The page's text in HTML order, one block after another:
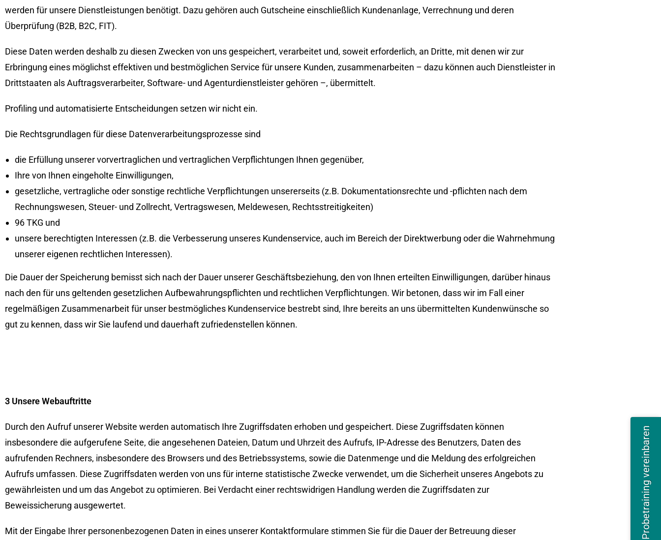
werden für unsere Dienstleistungen benötigt. Dazu gehören auch Gutscheine einschließlich Kundenanlage, Verrechnung und deren
Überprüfung (B2B, B2C, FIT).
Diese Daten werden deshalb zu diesen Zwecken von uns gespeichert, verarbeitet und, soweit erforderlich, an Dritte, mit denen wir zur
Erbringung eines möglichst effektiven und bestmöglichen Service für unsere Kunden, zusammenarbeiten – dazu können auch Dienstleister in
Drittstaaten als Auftragsverarbeiter, Software- und Agenturdienstleister gehören –, übermittelt.
Profiling und automatisierte Entscheidungen setzen wir nicht ein.
Die Rechtsgrundlagen für diese Datenverarbeitungsprozesse sind
die Erfüllung unserer vorvertraglichen und vertraglichen Verpflichtungen Ihnen gegenüber,
Ihre von Ihnen eingeholte Einwilligungen,
gesetzliche, vertragliche oder sonstige rechtliche Verpflichtungen unsererseits (z.B. Dokumentationsrechte und -pflichten nach dem
Rechnungswesen, Steuer- und Zollrecht, Vertragswesen, Meldewesen, Rechtsstreitigkeiten)
96 TKG und
unsere berechtigten Interessen (z.B. die Verbesserung unseres Kundenservice, auch im Bereich der Direktwerbung oder die Wahrnehmung
unserer eigenen rechtlichen Interessen).
Die Dauer der Speicherung bemisst sich nach der Dauer unserer Geschäftsbeziehung, den von Ihnen erteilten Einwilligungen, darüber hinaus
nach den für uns geltenden gesetzlichen Aufbewahrungspflichten und rechtlichen Verpflichtungen. Wir betonen, dass wir im Fall einer
regelmäßigen Zusammenarbeit für unser bestmögliches Kundenservice bestrebt sind, Ihre bereits an uns übermittelten Kundenwünsche so
gut zu kennen, dass wir Sie laufend und dauerhaft zufriedenstellen können.
3 Unsere Webauftritte
Durch den Aufruf unserer Website werden automatisch Ihre Zugriffsdaten erhoben und gespeichert. Diese Zugriffsdaten können
insbesondere die aufgerufene Seite, die angesehenen Dateien, Datum und Uhrzeit des Aufrufs, IP-Adresse des Benutzers, Daten des
aufrufenden Rechners, insbesondere des Browsers und des Betriebssystems, sowie die Datenmenge und die Meldung des erfolgreichen
Aufrufs umfassen. Diese Zugriffsdaten werden von uns für interne statistische Zwecke verwendet, um die Sicherheit unseres Angebots zu
gewährleisten und um das Angebot zu optimieren. Bei Verdacht einer rechtswidrigen Handlung werden die Zugriffsdaten zur
Beweissicherung ausgewertet.
Mit der Eingabe Ihrer personenbezogenen Daten in eines unserer Kontaktformulare stimmen Sie für die Dauer der Betreuung dieser
Probetraining vereinbaren